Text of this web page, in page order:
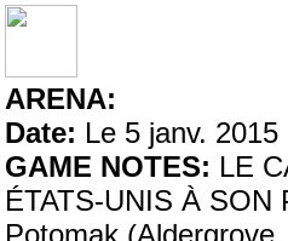
ARENA:
Date: Le 5 janv. 2015
GAME NOTES: LE
ÉTATS-UNIS À SON
Potomak